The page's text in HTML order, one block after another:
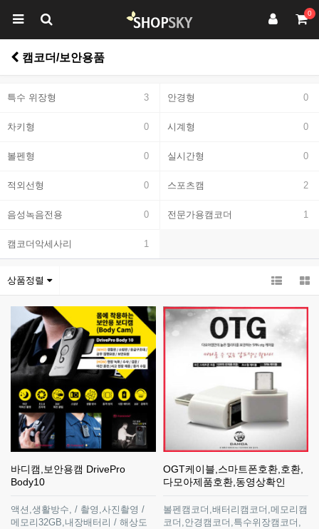
0
캠코더/보안용품
특수 위장형 3 안경형 0
차키형 0 시계형 0
볼펜형 0 실시간형 0
적외선형 0 스포츠캠 2
음성녹음전용 0 전문가용캠코더 1
캠코더악세사리 1
상품정렬
바디캠,보안용캠 DrivePro
Body10
액션,생활방수, / 촬영,사진촬영 /
메모리32GB,내장배터리 / 해상도
OGT케이블,스마트폰호환,호환,
다모아제품호환,동영상확인
볼펜캠코더,배터리캠코더,메모리캠
코더,안경캠코더,특수위장캠코더,